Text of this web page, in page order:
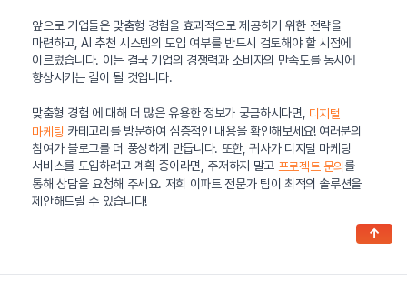
앞으로 기업들은 맞춤형 경험을 효과적으로 제공하기 위한 전략을
마련하고, AI 추천 시스템의 도입 여부를 반드시 검토해야 할 시점에
이르렀습니다. 이는 결국 기업의 경쟁력과 소비자의 만족도를 동시에
향상시키는 길이 될 것입니다.
맞춤형 경험 에 대해 더 많은 유용한 정보가 궁금하시다면, 디지털
마케팅 카테고리를 방문하여 심층적인 내용을 확인해보세요! 여러분의
참여가 블로그를 더 풍성하게 만듭니다. 또한, 귀사가 디지털 마케팅
서비스를 도입하려고 계획 중이라면, 주저하지 말고 프로젝트 문의 를
통해 상담을 요청해 주세요. 저희 이파트 전문가 팀이 최적의 솔루션을
제안해드릴 수 있습니다!
↑